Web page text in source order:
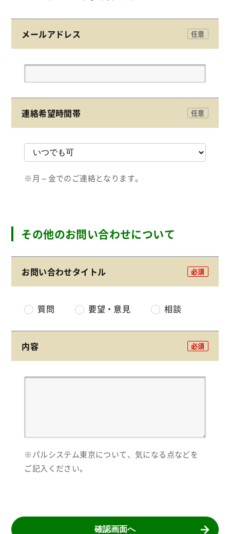
メールアドレス 任意
連絡希望時間帯 任意
※月～金でのご連絡となります。
その他のお問い合わせについて
お問い合わせタイトル 必須
質問 要望・意見 相談
内容 必須
※パルシステム東京について、気になる点などを
ご記入ください。
確認画面へ